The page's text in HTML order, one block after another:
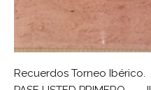
Recuerdos Torneo Ibérico.